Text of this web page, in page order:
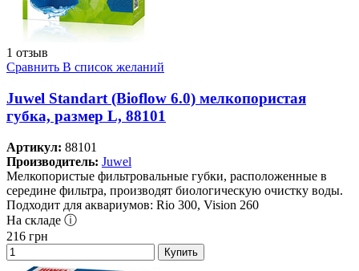
1 отзыв
Сравнить В список желаний
Juwel Standart (Bioflow 6.0) мелкопористая
губка, размер L, 88101
Артикул: 88101
Производитель: Juwel
Мелкопористые фильтровальные губки, расположенные в
середине фильтра, производят биологическую очистку воды.
Подходит для аквариумов: Rio 300, Vision 260
На складе ⓘ
216 грн
Купить